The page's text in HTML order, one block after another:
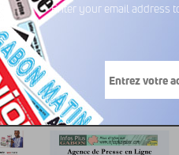
Le Mbandja 23/01/2026
600FCFA
Enter your email address